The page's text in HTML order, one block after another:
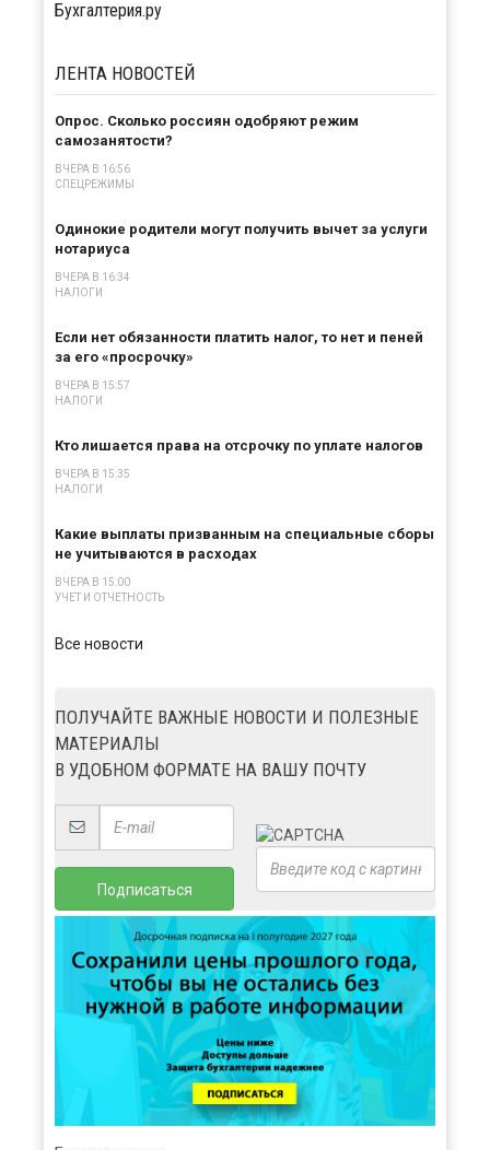
Бухгалтерия.ру
ЛЕНТА НОВОСТЕЙ
Опрос. Сколько россиян одобряют режим
самозанятости?
ВЧЕРА В 16:56
СПЕЦРЕЖИМЫ
Одинокие родители могут получить вычет за услуги
нотариуса
ВЧЕРА В 16:34
НАЛОГИ
Если нет обязанности платить налог, то нет и пеней
за его «просрочку»
ВЧЕРА В 15:57
НАЛОГИ
Кто лишается права на отсрочку по уплате налогов
ВЧЕРА В 15:35
НАЛОГИ
Какие выплаты призванным на специальные сборы
не учитываются в расходах
ВЧЕРА В 15:00
УЧЕТ И ОТЧЕТНОСТЬ
Все новости
ПОЛУЧАЙТЕ ВАЖНЫЕ НОВОСТИ И ПОЛЕЗНЫЕ
МАТЕРИАЛЫ
В УДОБНОМ ФОРМАТЕ НА ВАШУ ПОЧТУ